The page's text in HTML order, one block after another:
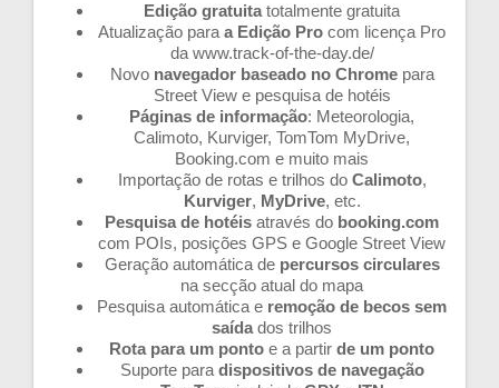
Edição gratuita totalmente gratuita
Atualização para a Edição Pro com licença Pro
da www.track-of-the-day.de/
Novo navegador baseado no Chromepara
Street View e pesquisa de hotéis
Páginas de informação: Meteorologia,
Calimoto, Kurviger, TomTom MyDrive,
Booking.com e muito mais
Importação de rotas e trilhos do Calimoto,
Kurviger, MyDrive, etc.
Pesquisa de hotéis através do booking.com
com POIs, posições GPS e Google Street View
Geração automática de percursos circulares
na secção atual do mapa
Pesquisa automática e remoção de becos sem
saída dos trilhos
Rota para um ponto e a partir de um ponto
Suporte para dispositivos de navegação